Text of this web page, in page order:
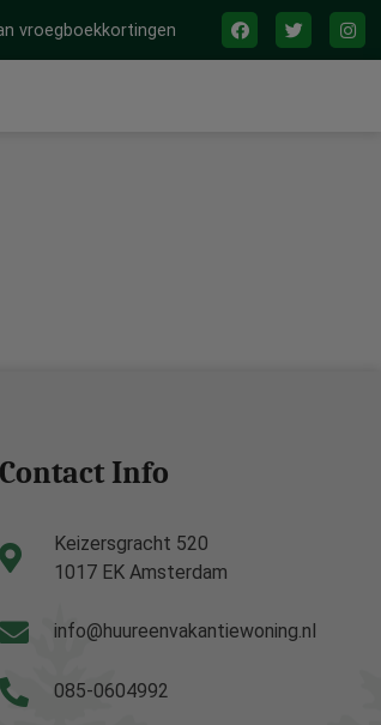
vroegboekkortingen
Contact Info
Keizersgracht 520
1017 EK Amsterdam
info@huureenvakantiewoning.nl
085-0604992